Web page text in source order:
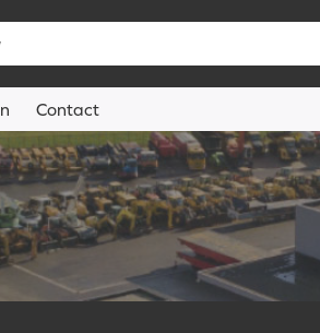
Contact